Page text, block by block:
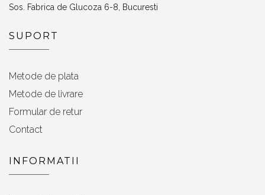
Sos. Fabrica de Glucoza 6-8, Bucuresti
SUPORT
Metode de plata
Metode de livrare
Formular de retur
Contact
INFORMATII